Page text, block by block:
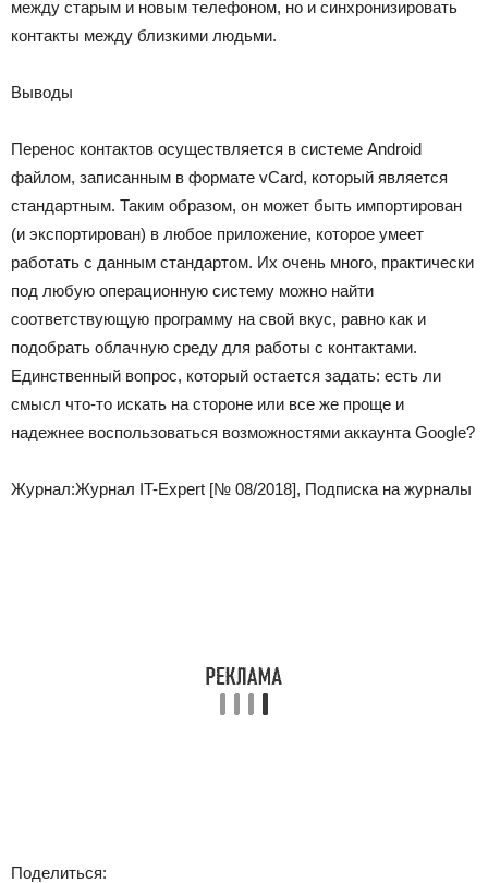
между старым и новым телефоном, но и синхронизировать
контакты между близкими людьми.
Выводы
Перенос контактов осуществляется в системе Android
файлом, записанным в формате vCard, который является
стандартным. Таким образом, он может быть импортирован
(и экспортирован) в любое приложение, которое умеет
работать с данным стандартом. Их очень много, практически
под любую операционную систему можно найти
соответствующую программу на свой вкус, равно как и
подобрать облачную среду для работы с контактами.
Единственный вопрос, который остается задать: есть ли
смысл что-то искать на стороне или все же проще и
надежнее воспользоваться возможностями аккаунта Google?
Журнал:Журнал IT-Expert [№ 08/2018], Подписка на журналы
Поделиться: